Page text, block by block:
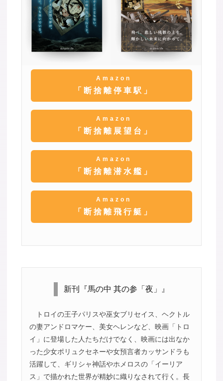
Amazon
「断捨離停車駅」
Amazon
「断捨離展望台」
Amazon
「断捨離潜水艦」
Amazon
「断捨離飛行艇」
新刊『馬の中 其の参「夜」』
トロイの王子パリスや巫女ブリセイス、ヘクトル
の妻アンドロマケー、美女ヘレンなど、映画「トロ
イ」に登場した人たちだけでなく、映画には出なか
った少女ポリュクセネーや女預言者カッサンドラも
活躍して、ギリシャ神話やホメロスの「イーリア
ス」で描かれた世界が精妙に織りなされて行く。長